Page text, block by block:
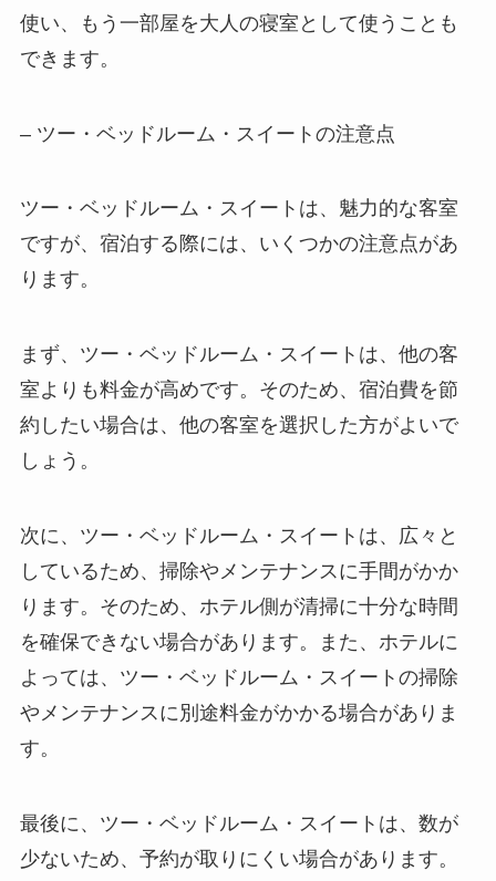
使い、もう一部屋を大人の寝室として使うことも
できます。
– ツー・ベッドルーム・スイートの注意点
ツー・ベッドルーム・スイートは、魅力的な客室
ですが、宿泊する際には、いくつかの注意点があ
ります。
まず、ツー・ベッドルーム・スイートは、 他の客
室よりも料金が高めです。そのため、宿泊費を節
約したい場合は、他の客室を選択した方がよいで
しょう。
次に、ツー・ベッドルーム・スイートは、
広々と
しているため、掃除やメンテナンスに手間がかか
ります。そのため、ホテル側が清掃に十分な時間
を確保できない場合があります。また、ホテルに
よっては、ツー・ベッドルーム・スイートの掃除
やメンテナンスに別途料金がかかる場合がありま
す。
最後に、ツー・ベッドルーム・スイートは、 数が
少ないため、予約が取りにくい場合があります。